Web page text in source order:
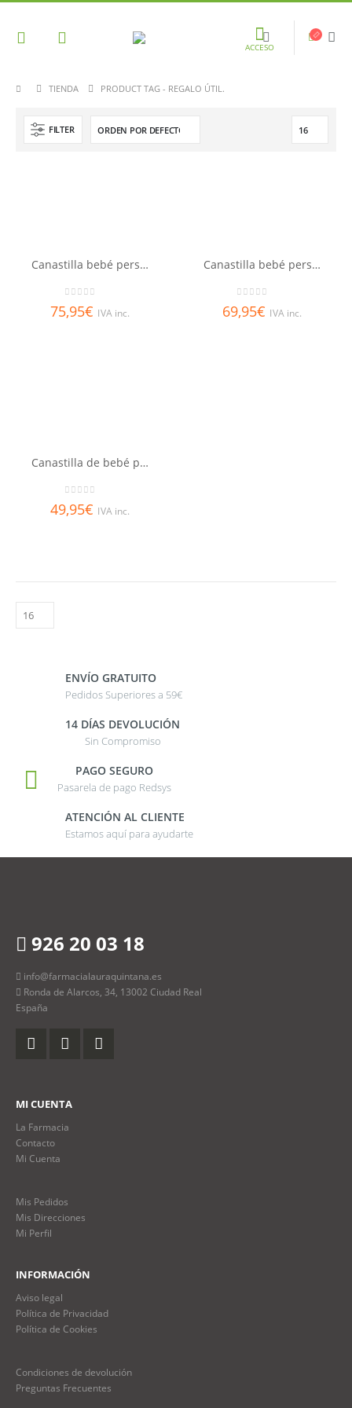
ACCESO
TIENDA PRODUCT TAG - REGALO ÚTIL.
FILTER
Canastilla bebé personalizada
75,95€ IVA inc.
Canastilla bebé personalizada mellizos
69,95€ IVA inc.
Canastilla de bebé personalizada
49,95€ IVA inc.
ENVÍO GRATUITO
Pedidos Superiores a 59€
14 DÍAS DEVOLUCIÓN
Sin Compromiso
PAGO SEGURO
Pasarela de pago Redsys
ATENCIÓN AL CLIENTE
Estamos aquí para ayudarte
926 20 03 18
info@farmacialauraquintana.es
Ronda de Alarcos, 34, 13002 Ciudad Real
España
MI CUENTA
La Farmacia
Contacto
Mi Cuenta
Mis Pedidos
Mis Direcciones
Mi Perfil
INFORMACIÓN
Aviso legal
Política de Privacidad
Política de Cookies
Condiciones de devolución
Preguntas Frecuentes